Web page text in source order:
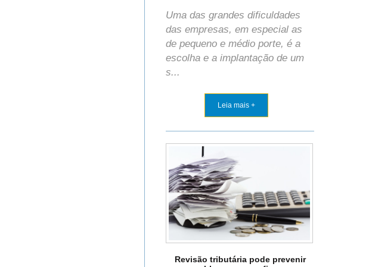
Uma das grandes dificuldades
das empresas, em especial as
de pequeno e médio porte, é a
escolha e a implantação de um
s...
Leia mais +
Revisão tributária pode prevenir